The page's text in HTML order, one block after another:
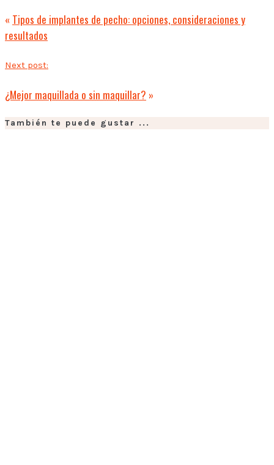
« Tipos de implantes de pecho: opciones, consideraciones y
resultados
Next post:
¿Mejor maquillada o sin maquillar? »
También te puede gustar ...